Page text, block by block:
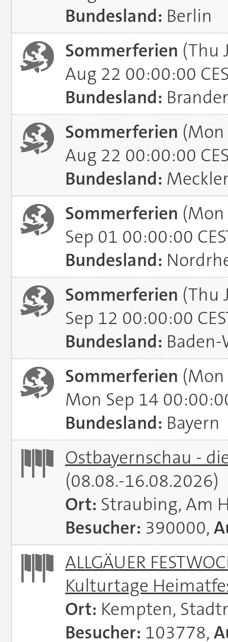
Bundesland: Berlin
Sommerferien (Thu
Aug 22 00:00:00
Bundesland:
Sommerferien (Mon
Aug 22 00:00:00
Bundesland:
Sommerferien (Mon
Sep 01 00:00:00
Bundesland:
Sommerferien (Thu
Sep 12 00:00:00
Bundesland:
Sommerferien (Mon
Mon Sep 14
Bundesland: Bayern
Ostbayernschau -
(08.08.-16.08.2026)
Ort: Straubing, Am
Besucher: 390000,
ALLGÄUER
Kulturtage
Ort: Kempten,
Besucher: 103778,